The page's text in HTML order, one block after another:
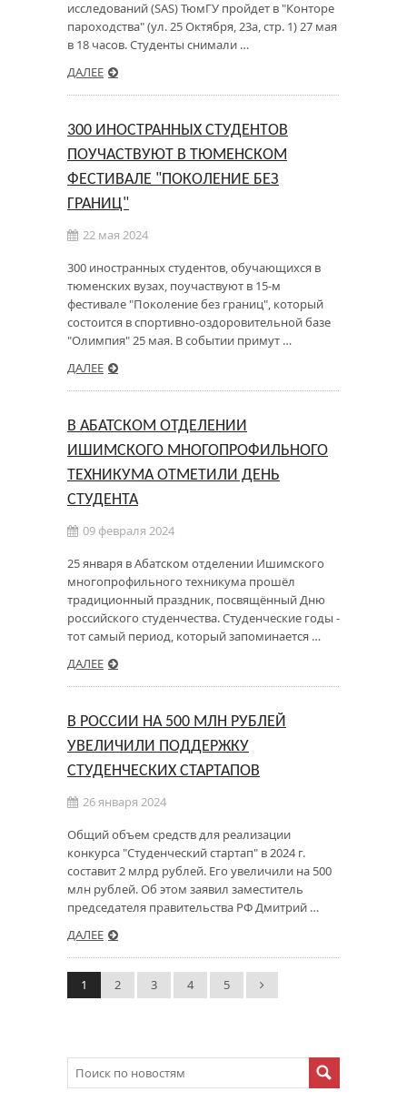
исследований (SAS) ТюмГУ пройдет в "Конторе
пароходства" (ул. 25 Октября, 23а, стр. 1) 27 мая
в 18 часов. Студенты снимали …
ДАЛЕЕ
300 ИНОСТРАННЫХ СТУДЕНТОВ
ПОУЧАСТВУЮТ В ТЮМЕНСКОМ
ФЕСТИВАЛЕ "ПОКОЛЕНИЕ БЕЗ
ГРАНИЦ"
22 мая 2024
300 иностранных студентов, обучающихся в
тюменских вузах, поучаствуют в 15-м
фестивале "Поколение без границ", который
состоится в спортивно-оздоровительной базе
"Олимпия" 25 мая. В событии примут …
ДАЛЕЕ
В АБАТСКОМ ОТДЕЛЕНИИ
ИШИМСКОГО МНОГОПРОФИЛЬНОГО
ТЕХНИКУМА ОТМЕТИЛИ ДЕНЬ
СТУДЕНТА
09 февраля 2024
25 января в Абатском отделении Ишимского
многопрофильного техникума прошёл
традиционный праздник, посвящённый Дню
российского студенчества. Студенческие годы -
тот самый период, который запоминается …
ДАЛЕЕ
В РОССИИ НА 500 МЛН РУБЛЕЙ
УВЕЛИЧИЛИ ПОДДЕРЖКУ
СТУДЕНЧЕСКИХ СТАРТАПОВ
26 января 2024
Общий объем средств для реализации
конкурса "Студенческий стартап" в 2024 г.
составит 2 млрд рублей. Его увеличили на 500
млн рублей. Об этом заявил заместитель
председателя правительства РФ Дмитрий …
ДАЛЕЕ
1 2 3 4 5